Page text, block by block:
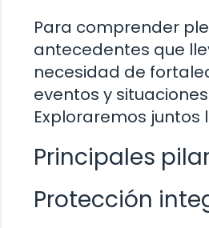
Para comprender
antecedentes que
necesidad de
eventos y
Exploraremos
Principales
Protección